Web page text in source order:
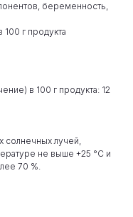
беременность,
г продукта
в 100 г продукта: 12
солнечных лучей,
не выше +25 °С и
70 %.